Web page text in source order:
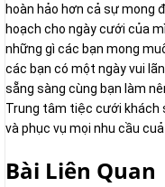
hoàn hảo hơn cả sự mong
hoạch cho ngày cưới của
những gì các bạn mong
các bạn có một ngày vui
sẵng sàng cùng bạn làm
Trung tâm tiệc cưới khách
và phục vụ mọi nhu cầu cuả
Bài Liên Quan